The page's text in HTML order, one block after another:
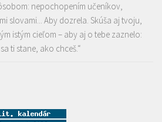
nepochopením učeníkov,
slovami... Aby dozrela. Skúša aj tvoju,
istým cieľom – aby aj o tebe zaznelo:
ti stane, ako chceš.“